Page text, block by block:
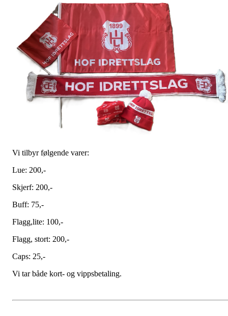
Vi tilbyr følgende varer:
Lue: 200,-
Skjerf: 200,-
Buff: 75,-
Flagg,lite: 100,-
Flagg, stort: 200,-
Caps: 25,-
Vi tar både kort- og vippsbetaling.